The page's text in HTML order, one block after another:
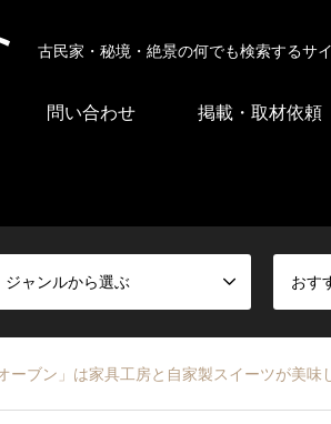
古民家・秘境・絶景の何でも検索するサ
問い合わせ 掲載・取材依頼
ジャンルから選ぶ おす
ブン」は家具工房と自家製スイーツが美味